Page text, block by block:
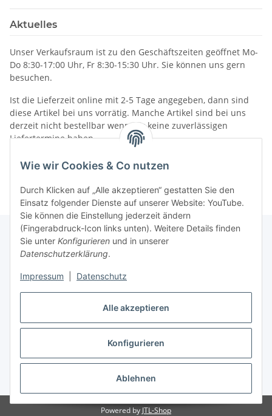
Alle akzeptieren
Konfigurieren
Ablehnen
Wie wir Cookies & Co nutzen
Durch Klicken auf „Alle akzeptieren“ gestatten Sie den
Einsatz folgender Dienste auf unserer Website: YouTube.
Sie können die Einstellung jederzeit ändern
(Fingerabdruck-Icon links unten). Weitere Details finden
Sie unter Konfigurieren und in unserer
Datenschutzerklärung.
Impressum Datenschutz
Aktuelles
Unser Verkaufsraum ist zu den Geschäftszeiten geöffnet Mo-
Do 8:30-17:00 Uhr, Fr 8:30-15:30 Uhr. Sie können uns gern
besuchen.
Ist die Lieferzeit online mit 2-5 Tage angegeben, dann sind
diese Artikel bei uns vorrätig. Manche Artikel sind bei uns
derzeit nicht bestellbar wenn wir keine zuverlässigen
Liefertermine haben.
Informationen
Gesetzliche Informationen
Vertrag widerrufen
* Alle Preise inkl. gesetzlicher USt., zzgl.Versand
Powered by JTL-Shop